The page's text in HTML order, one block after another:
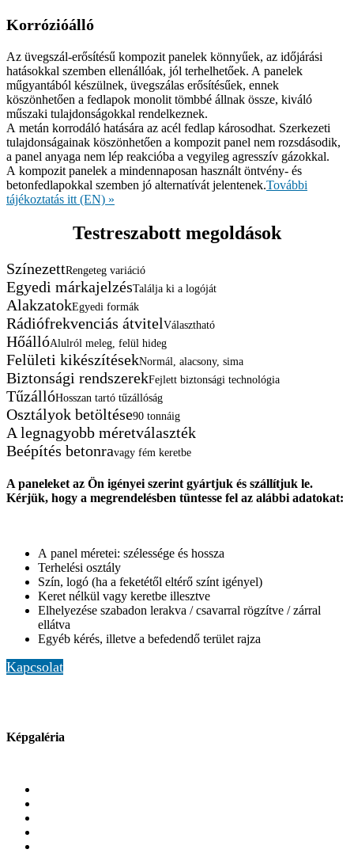
Korrózióálló
Az üvegszál-erősítésű kompozit panelek könnyűek, az időjárási
hatásokkal szemben ellenállóak, jól terhelhetőek. A panelek
műgyantából készülnek, üvegszálas erősítésűek, ennek
köszönhetően a fedlapok monolit tömbbé állnak össze, kiváló
műszaki tulajdonságokkal rendelkeznek.
A metán korrodáló hatására az acél fedlap károsodhat. Szerkezeti
tulajdonságainak köszönhetően a kompozit panel nem rozsdásodik,
a panel anyaga nem lép reakcióba a vegyileg agresszív gázokkal.
A kompozit panelek a mindennaposan használt öntvény- és
betonfedlapokkal szemben jó alternatívát jelentenek.További
tájékoztatás itt (EN) »
Testreszabott megoldások
SzínezettRengeteg variáció
Egyedi márkajelzésTalálja ki a logóját
AlakzatokEgyedi formák
Rádiófrekvenciás átvitelVálasztható
HőállóAlulról meleg, felül hideg
Felületi kikészítésekNormál, alacsony, sima
Biztonsági rendszerekFejlett biztonsági technológia
TűzállóHosszan tartó tűzállóság
Osztályok betöltése90 tonnáig
A legnagyobb méretválaszték
Beépítés betonravagy fém keretbe
A paneleket az Ön igényei szerint gyártjuk és szállítjuk le.
Kérjük, hogy a megrendelésben tüntesse fel az alábbi adatokat:
A panel méretei: szélessége és hossza
Terhelési osztály
Szín, logó (ha a feketétől eltérő színt igényel)
Keret nélkül vagy keretbe illesztve
Elhelyezése szabadon lerakva / csavarral rögzítve / zárral
ellátva
Egyéb kérés, illetve a befedendő terület rajza
Kapcsolat
Képgaléria